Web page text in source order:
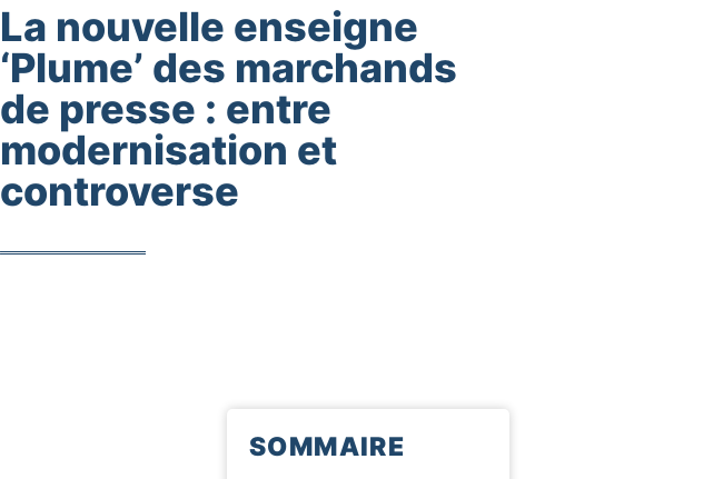
La nouvelle enseigne
‘Plume’ des marchands
de presse : entre
modernisation et
controverse
SOMMAIRE